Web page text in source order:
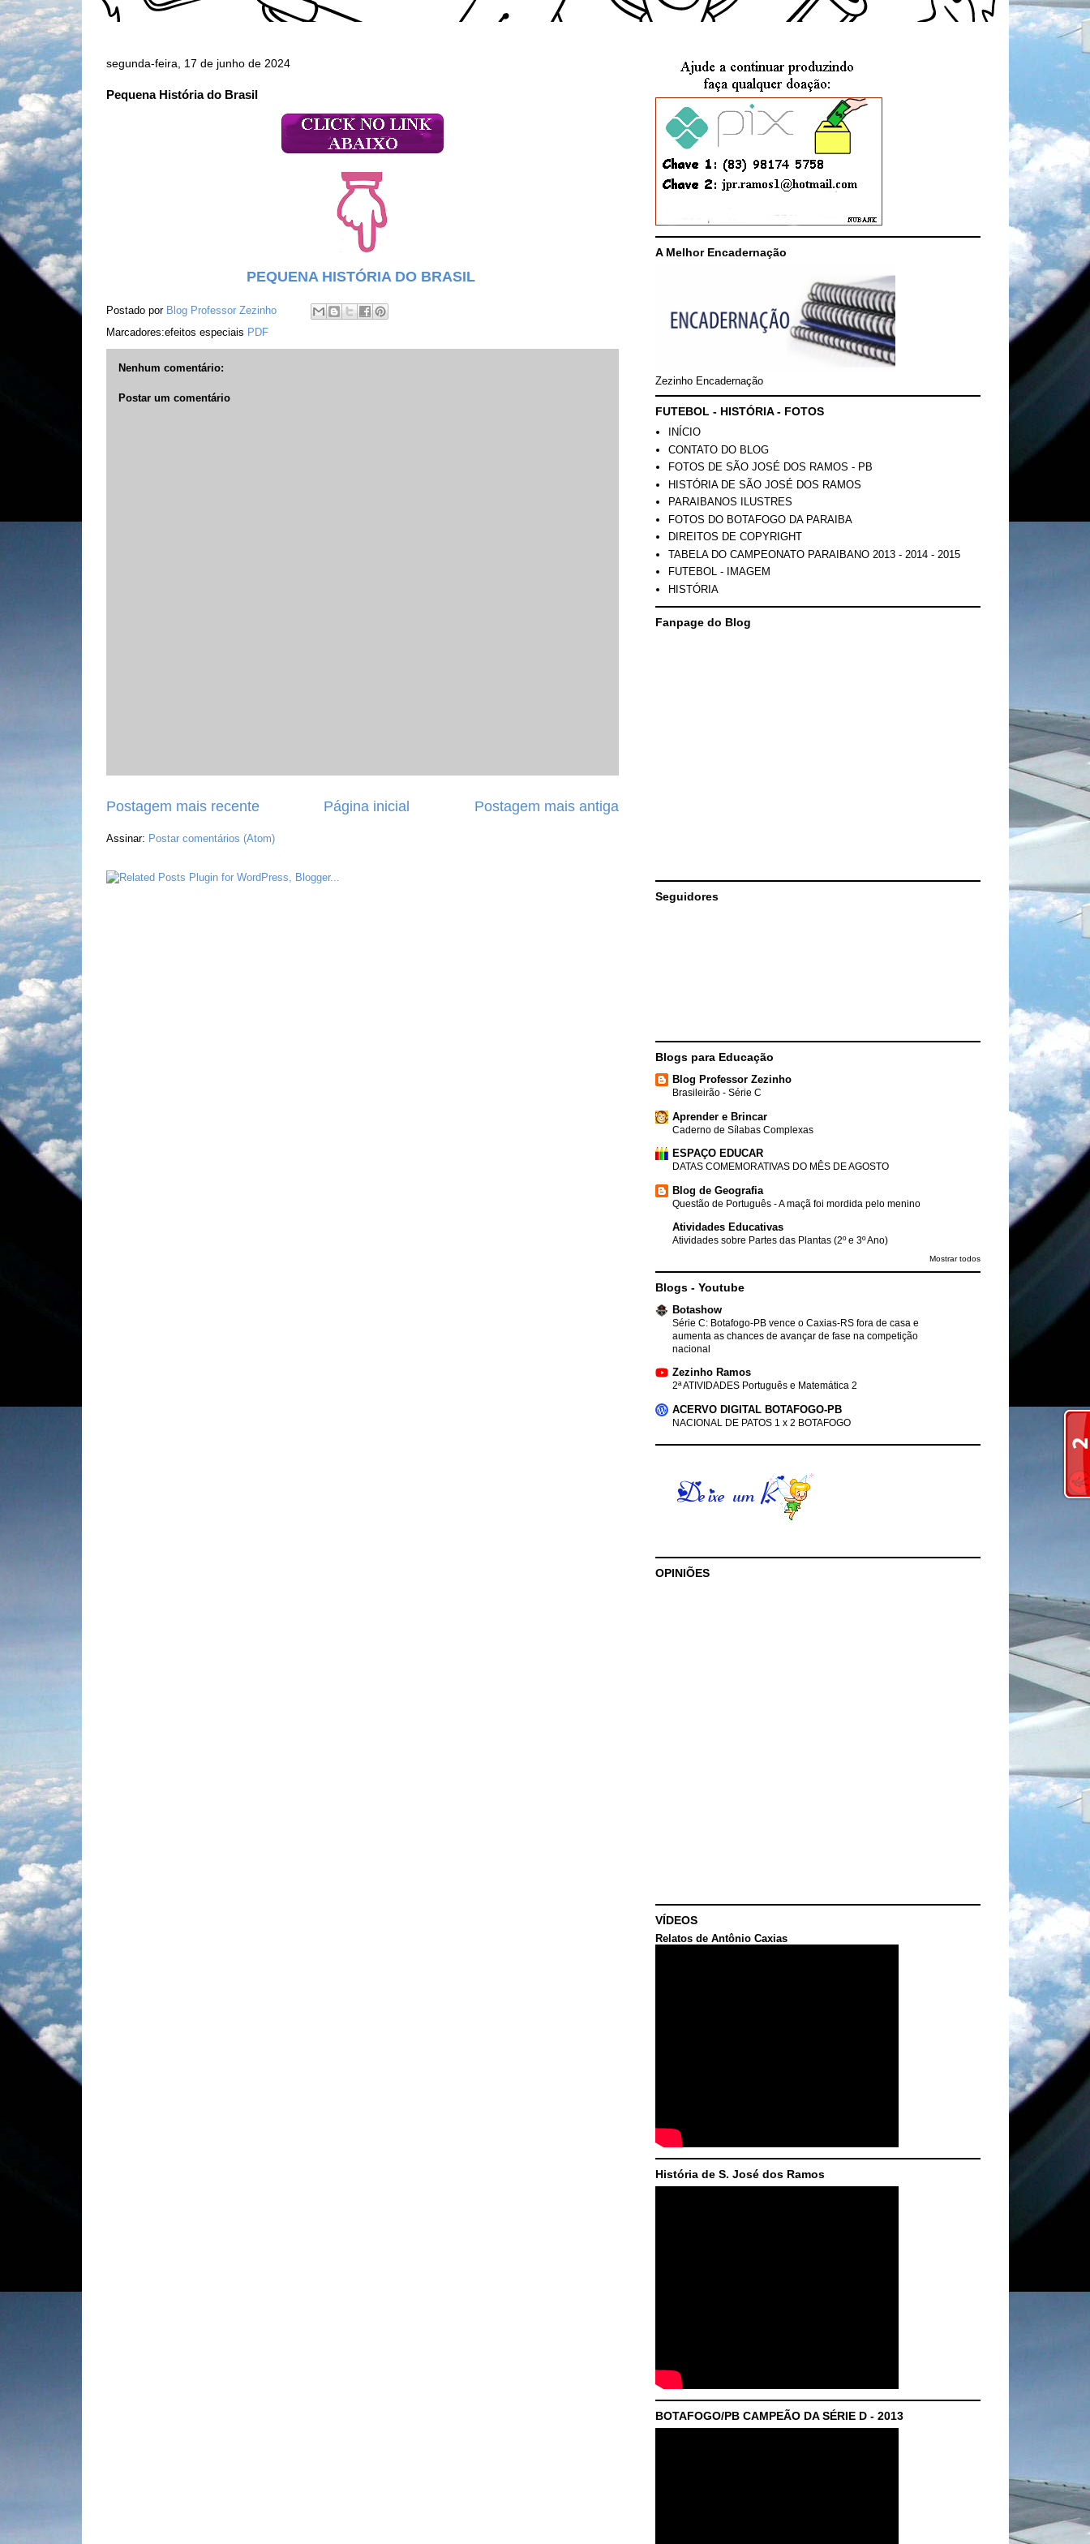
segunda-feira, 17 de junho de 2024
Pequena História do Brasil
PEQUENA HISTÓRIA DO BRASIL
Postado por Blog Professor Zezinho
Marcadores:efeitos especiais PDF
Nenhum comentário:
Postar um comentário
Postagem mais recente Postagem mais antiga
Página inicial
Assinar: Postar comentários (Atom)
A Melhor Encadernação
Zezinho Encadernação
FUTEBOL - HISTÓRIA - FOTOS
INÍCIO
CONTATO DO BLOG
FOTOS DE SÃO JOSÉ DOS RAMOS - PB
HISTÓRIA DE SÃO JOSÉ DOS RAMOS
PARAIBANOS ILUSTRES
FOTOS DO BOTAFOGO DA PARAIBA
DIREITOS DE COPYRIGHT
TABELA DO CAMPEONATO PARAIBANO 2013 - 2014 - 2015
FUTEBOL - IMAGEM
HISTÓRIA
Fanpage do Blog
Seguidores
Blogs para Educação
Blog Professor Zezinho
Brasileirão - Série C
Aprender e Brincar
Caderno de Sílabas Complexas
ESPAÇO EDUCAR
DATAS COMEMORATIVAS DO MÊS DE AGOSTO
Blog de Geografia
Questão de Português - A maçã foi mordida pelo menino
Atividades Educativas
Atividades sobre Partes das Plantas (2º e 3º Ano)
Mostrar todos
Blogs - Youtube
Botashow
Série C: Botafogo-PB vence o Caxias-RS fora de casa e
aumenta as chances de avançar de fase na competição
nacional
Zezinho Ramos
2ª ATIVIDADES Português e Matemática 2
ACERVO DIGITAL BOTAFOGO-PB
NACIONAL DE PATOS 1 x 2 BOTAFOGO
OPINIÕES
VÍDEOS
Relatos de Antônio Caxias
História de S. José dos Ramos
BOTAFOGO/PB CAMPEÃO DA SÉRIE D - 2013